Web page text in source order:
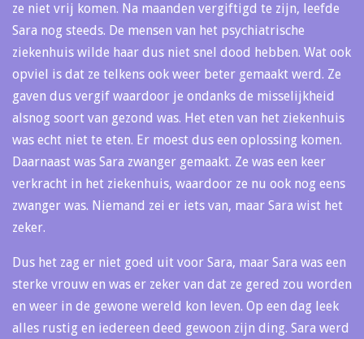
ze niet vrij komen. Na maanden vergiftigd te zijn, leefde
Sara nog steeds. De mensen van het psychiatrische
ziekenhuis wilde haar dus niet snel dood hebben. Wat ook
opviel is dat ze telkens ook weer beter gemaakt werd. Ze
gaven dus vergif waardoor je ondanks de misselijkheid
alsnog soort van gezond was. Het eten van het ziekenhuis
was echt niet te eten. Er moest dus een oplossing komen.
Daarnaast was Sara zwanger gemaakt. Ze was een keer
verkracht in het ziekenhuis, waardoor ze nu ook nog eens
zwanger was. Niemand zei er iets van, maar Sara wist het
zeker.
Dus het zag er niet goed uit voor Sara, maar Sara was een
sterke vrouw en was er zeker van dat ze gered zou worden
en weer in de gewone wereld kon leven. Op een dag leek
alles rustig en iedereen deed gewoon zijn ding. Sara werd